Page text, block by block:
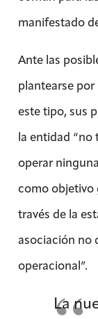
manifestado
Ante las
plantearse
este tipo, sus
la entidad
operar
como objetivo
través de la
asociación no
operacional”.
La